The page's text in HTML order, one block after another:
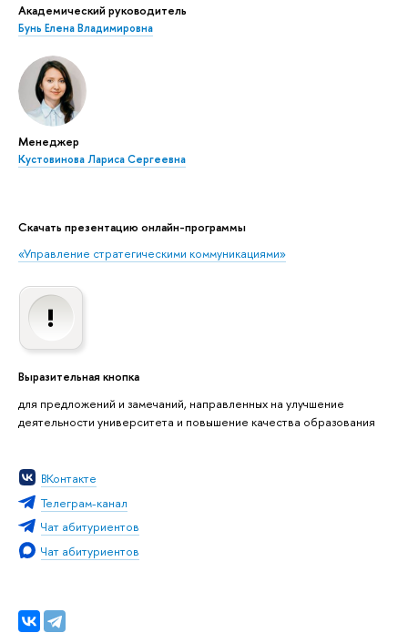
Академический руководитель
Бунь Елена Владимировна
Менеджер
Кустовинова Лариса Сергеевна
Скачать презентацию онлайн-программы
«Управление стратегическими коммуникациями»
Выразительная кнопка
для предложений и замечаний, направленных на улучшение
деятельности университета и повышение качества образования
ВКонтакте
Телеграм-канал
Чат абитуриентов
Чат абитуриентов